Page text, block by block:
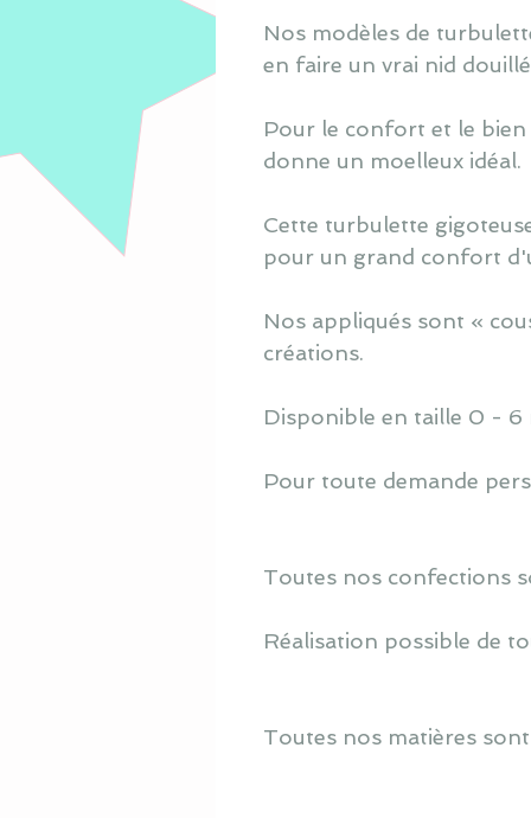
Nos modèles de
en faire un vrai nid
Pour le confort et le bien
donne un moelleux idéal.
Cette turbulette
pour un grand confort
Nos appliqués sont «
créations.
Disponible en taille 0 - 6
Pour toute demande
Toutes nos confections
Réalisation possible de
Toutes nos matières